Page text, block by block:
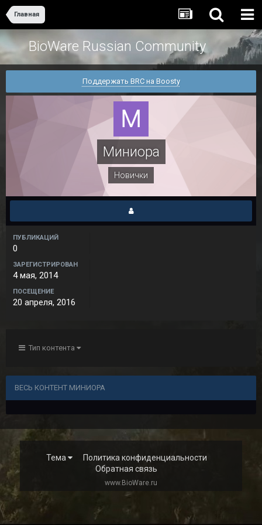
Главная
BioWare Russian Community
Поддержать BRC на Boosty
Миниора
Новички
ПУБЛИКАЦИЙ
0
ЗАРЕГИСТРИРОВАН
4 мая, 2014
ПОСЕЩЕНИЕ
20 апреля, 2016
Тип контента
ВЕСЬ КОНТЕНТ МИНИОРА
Тема
Политика конфиденциальности
Обратная связь
www.BioWare.ru